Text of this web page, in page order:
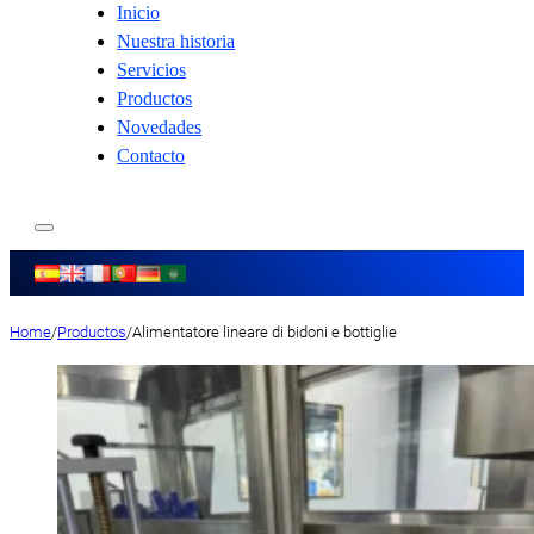
Inicio
Nuestra historia
Servicios
Productos
Novedades
Contacto
Home/Productos/Alimentatore lineare di bidoni e bottiglie